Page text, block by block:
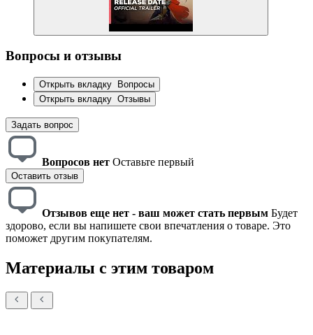
Вопросы и отзывы
Открыть вкладку
Вопросы
Открыть вкладку Отзывы
Задать вопрос
Вопросов нет Оставьте первый
Оставить отзыв
Отзывов еще нет - ваш может стать первым Будет
здорово, если вы напишете свои впечатления о товаре. Это
поможет другим покупателям.
Материалы с этим товаром